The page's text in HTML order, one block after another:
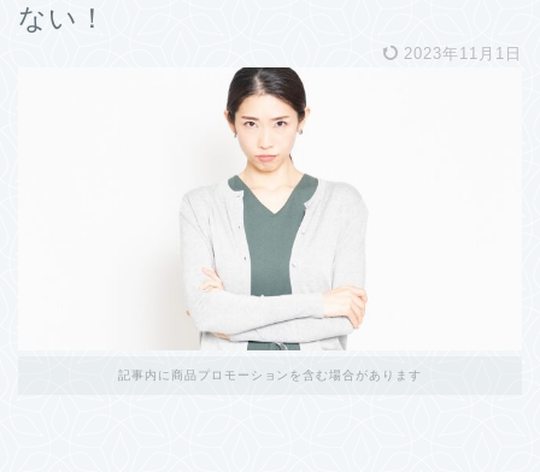
ない！
2023年11月1日
記事内に商品プロモーションを含む場合があります